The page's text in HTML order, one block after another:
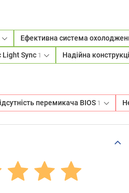
Ефективна система
Light Sync 1 Надійна
перемикача BIOS 1